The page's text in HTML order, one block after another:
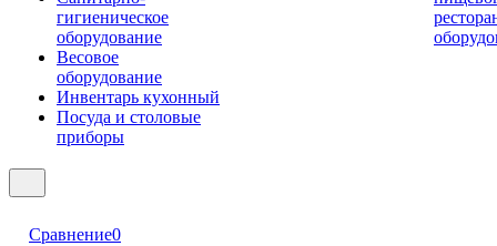
гигиеническое
оборудование
Весовое
оборудование
Инвентарь кухонный
Посуда и столовые
приборы
Сравнение0